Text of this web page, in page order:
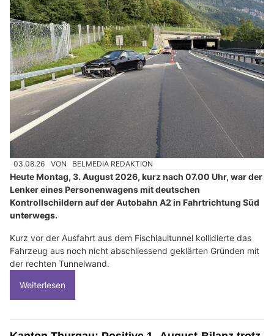
03.08.26 VON BELMEDIA REDAKTION
Heute Montag, 3. August 2026, kurz nach 07.00 Uhr, war der
Lenker eines Personenwagens mit deutschen
Kontrollschildern auf der Autobahn A2 in Fahrtrichtung Süd
unterwegs.
Kurz vor der Ausfahrt aus dem Fischlauitunnel kollidierte das
Fahrzeug aus noch nicht abschliessend geklärten Gründen mit
der rechten Tunnelwand.
Weiterlesen